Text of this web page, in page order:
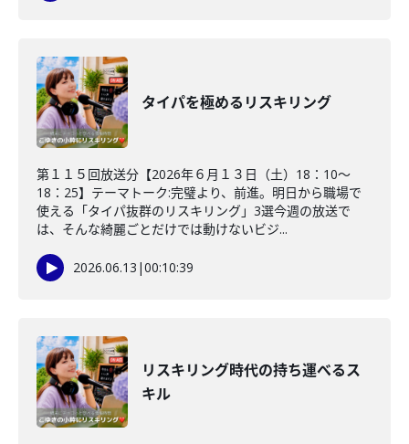
タイパを極めるリスキリング
第１１５回放送分【2026年６月１３日（土）18：10～
18：25】テーマトーク:完璧より、前進。明日から職場で
使える「タイパ抜群のリスキリング」3選今週の放送で
は、そんな綺麗ごとだけでは動けないビジ...
2026.06.13 |00:10:39
リスキリング時代の持ち運べるス
キル